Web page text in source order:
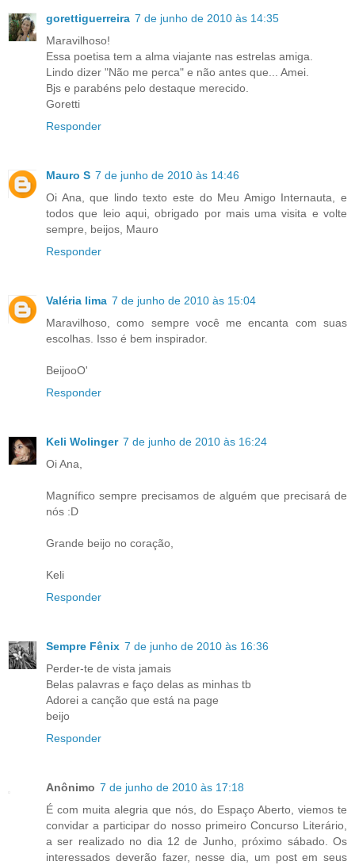
gorettiguerreira 7 de junho de 2010 às 14:35
Maravilhoso!
Essa poetisa tem a alma viajante nas estrelas amiga.
Lindo dizer "Não me perca" e não antes que... Amei.
Bjs e parabéns pelo destaque merecido.
Goretti
Responder
Mauro S 7 de junho de 2010 às 14:46
Oi Ana, que lindo texto este do Meu Amigo Internauta, e
todos que leio aqui, obrigado por mais uma visita e volte
sempre, beijos, Mauro
Responder
Valéria lima 7 de junho de 2010 às 15:04
Maravilhoso, como sempre você me encanta com suas
escolhas. Isso é bem inspirador.
BeijooO'
Responder
Keli Wolinger 7 de junho de 2010 às 16:24
Oi Ana,
Magnífico sempre precisamos de alguém que precisará de
nós :D
Grande beijo no coração,
Keli
Responder
Sempre Fênix 7 de junho de 2010 às 16:36
Perder-te de vista jamais
Belas palavras e faço delas as minhas tb
Adorei a canção que está na page
beijo
Responder
Anônimo 7 de junho de 2010 às 17:18
É com muita alegria que nós, do Espaço Aberto, viemos te
convidar a participar do nosso primeiro Concurso Literário,
a ser realizado no dia 12 de Junho, próximo sábado. Os
interessados deverão fazer, nesse dia, um post em seus